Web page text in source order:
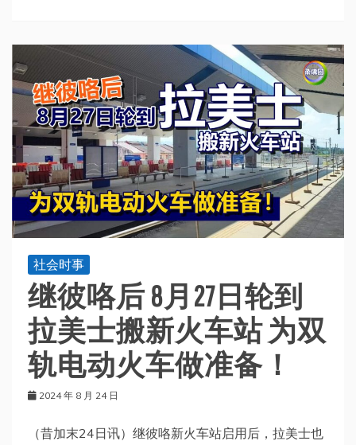
社会时事
继彼咯后 8月27日轮到
拉美士搬新火车站 为双
轨电动火车做准备！
2024 年 8 月 24 日
（昔加末24日讯）继彼咯新火车站启用后，拉美士也